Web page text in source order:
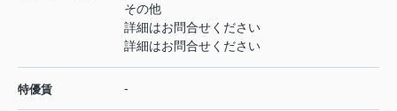
その他
詳細はお問合せください
詳細はお問合せください
特優賃 -